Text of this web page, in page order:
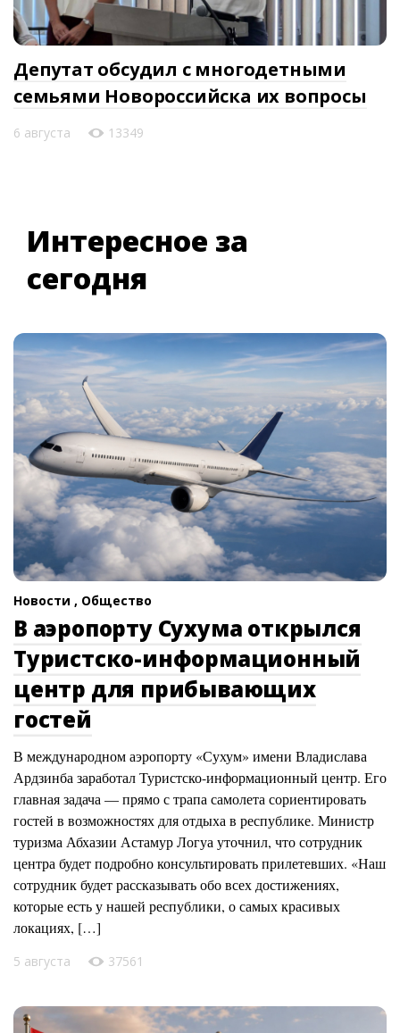
Депутат обсудил с многодетными
семьями Новороссийска их вопросы
6 августа 13349
Интересное за
сегодня
Новости , Общество
В аэропорту Сухума открылся
Туристско-информационный
центр для прибывающих
гостей
В международном аэропорту «Сухум» имени Владислава
Ардзинба заработал Туристско-информационный центр. Его
главная задача — прямо с трапа самолета сориентировать
гостей в возможностях для отдыха в республике. Министр
туризма Абхазии Астамур Логуа уточнил, что сотрудник
центра будет подробно консультировать прилетевших. «Наш
сотрудник будет рассказывать обо всех достижениях,
которые есть у нашей республики, о самых красивых
локациях, […]
5 августа 37561